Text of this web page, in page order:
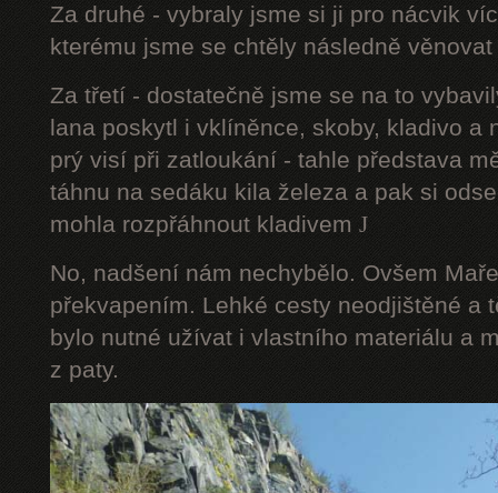
Za druhé - vybraly jsme si ji pro nácvik
kterému jsme se chtěly následně
Za třetí - dostatečně jsme se na to
lana poskytl i vklíněnce, skoby, kladivo a
prý visí při zatloukání - tahle představa
táhnu na sedáku kila železa a pak si
mohla rozpřáhnout kladivem J
No, nadšení nám nechybělo. Ovšem
překvapením. Lehké cesty neodjištěné a
bylo nutné užívat i vlastního materiálu a
z paty.